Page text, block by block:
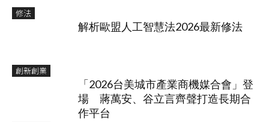
修法
解析歐盟人工智慧法2026最新修法
創新創業
「2026台美城市產業商機媒合會」登
場 蔣萬安、谷立言齊聲打造長期合
作平台